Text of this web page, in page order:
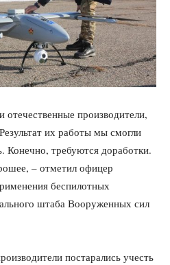
отечественные производители,
их работы мы смогли
Конечно, требуются доработки.
– отметил офицер
беспилотных
штаба Вооруженных сил
постарались учесть